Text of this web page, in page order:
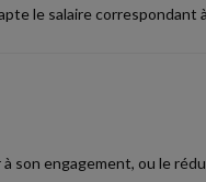
le salaire
son engagement, ou le